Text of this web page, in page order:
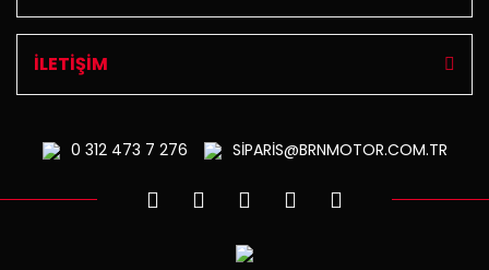
İLETİŞİM
0 312473 7 276 SİPARİS@BRNMOTOR.COM.TR